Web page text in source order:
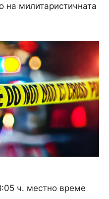
на милитаристичната
ч. местно време